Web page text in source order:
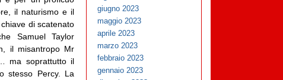
il naturismo e il
di scatenato
Samuel Taylor
il misantropo Mr
ma soprattutto il
stesso Percy. La
giugno 2023
maggio 2023
aprile 2023
marzo 2023
febbraio 2023
gennaio 2023